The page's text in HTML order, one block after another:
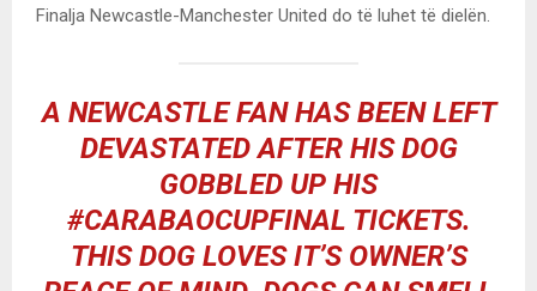
Finalja Newcastle-Manchester United do të luhet të dielën.
A NEWCASTLE FAN HAS BEEN LEFT
DEVASTATED AFTER HIS DOG
GOBBLED UP HIS
#CARABAOCUPFINAL TICKETS.
THIS DOG LOVES IT’S OWNER’S